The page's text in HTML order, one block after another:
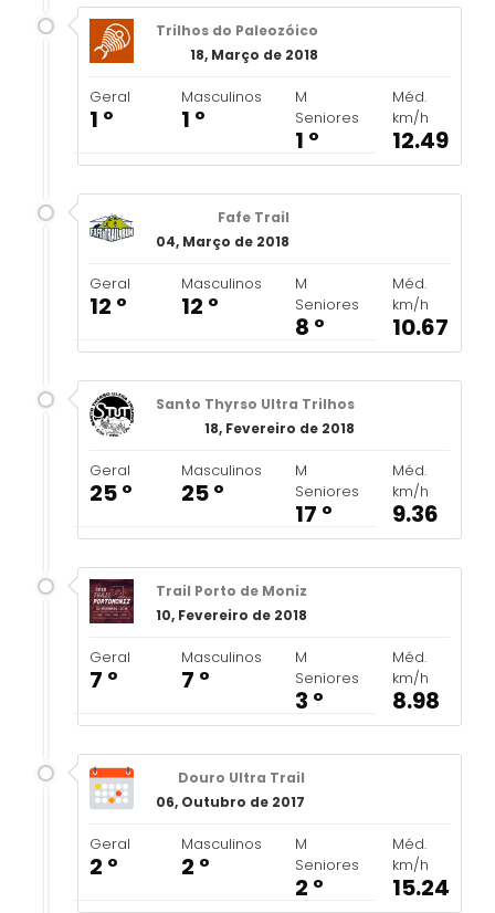
Trilhos do Paleozóico
18, Março de 2018
Geral
1 º
Masculinos
1 º
M
Seniores
1 º
Méd.
km/h
12.49
Fafe Trail
04, Março de 2018
Geral
12 º
Masculinos
12 º
M
Seniores
8 º
Méd.
km/h
10.67
Santo Thyrso Ultra Trilhos
18, Fevereiro de 2018
Geral
25 º
Masculinos
25 º
M
Seniores
17 º
Méd.
km/h
9.36
Trail Porto de Moniz
10, Fevereiro de 2018
Geral
7 º
Masculinos
7 º
M
Seniores
3 º
Méd.
km/h
8.98
Douro Ultra Trail
06, Outubro de 2017
Geral
2 º
Masculinos
2 º
M
Seniores
2 º
Méd.
km/h
15.24